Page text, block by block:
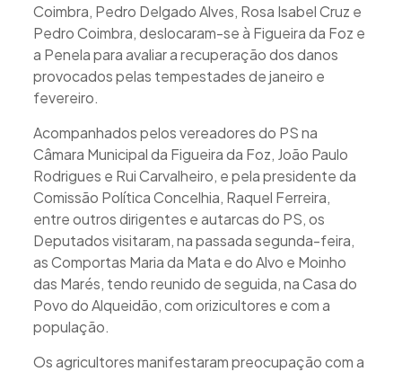
Coimbra, Pedro Delgado Alves, Rosa Isabel Cruz e
Pedro Coimbra, deslocaram-se à Figueira da Foz e
a Penela para avaliar a recuperação dos danos
provocados pelas tempestades de janeiro e
fevereiro.
Acompanhados pelos vereadores do PS na
Câmara Municipal da Figueira da Foz, João Paulo
Rodrigues e Rui Carvalheiro, e pela presidente da
Comissão Política Concelhia, Raquel Ferreira,
entre outros dirigentes e autarcas do PS, os
Deputados visitaram, na passada segunda-feira,
as Comportas Maria da Mata e do Alvo e Moinho
das Marés, tendo reunido de seguida, na Casa do
Povo do Alqueidão, com orizicultores e com a
população.
Os agricultores manifestaram preocupação com a